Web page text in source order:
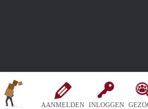
AANMELDEN INLOGGEN